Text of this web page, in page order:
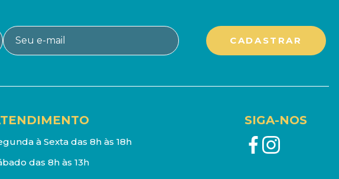
à Sexta das 8h às 18h
das 8h às 13h
SIGA-NOS